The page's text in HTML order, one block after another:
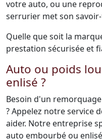
votre auto, ou une
serrurier met son
Quelle que soit la
prestation sécurisée et
Auto ou poids
enlisé ?
Besoin d'un
? Appelez notre service
aider. Notre entreprise
auto embourbé ou